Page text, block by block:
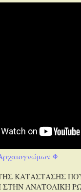
Φ
ΚΑΤΑΣΤΑΣΗΣ
ΣΤΗΝ ΑΝΑΤΟΛΙΚΗ